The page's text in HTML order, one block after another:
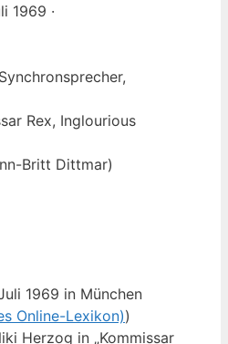
1969 ·
Rex, Inglourious
Britt Dittmar)
1969 in München
Online-Lexikon))
Herzog in „Kommissar